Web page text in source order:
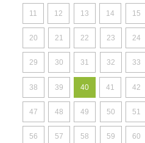
11 12 13 14 15
20 21 22 23 24
29 30 31 32 33
38 39 40 41 42
47 48 49 50 51
56 57 58 59 60